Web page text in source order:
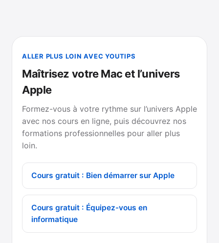
ALLER PLUS LOIN AVEC YOUTIPS
Maîtrisez votre Mac et l’univers
Apple
Formez-vous à votre rythme sur l’univers Apple
avec nos cours en ligne, puis découvrez nos
formations professionnelles pour aller plus
loin.
Cours gratuit : Bien démarrer sur Apple
Cours gratuit : Équipez-vous en
informatique